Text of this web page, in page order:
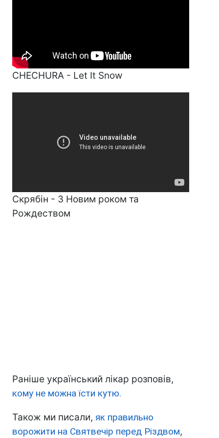
CHECHURA - Let It Snow
Скрябін - З Новим роком та
Рождеством
Раніше український лікар розповів,
кому не можна їсти кутю.
Також ми писали, як правильно
ворожити на Святвечір перед Різдвом,